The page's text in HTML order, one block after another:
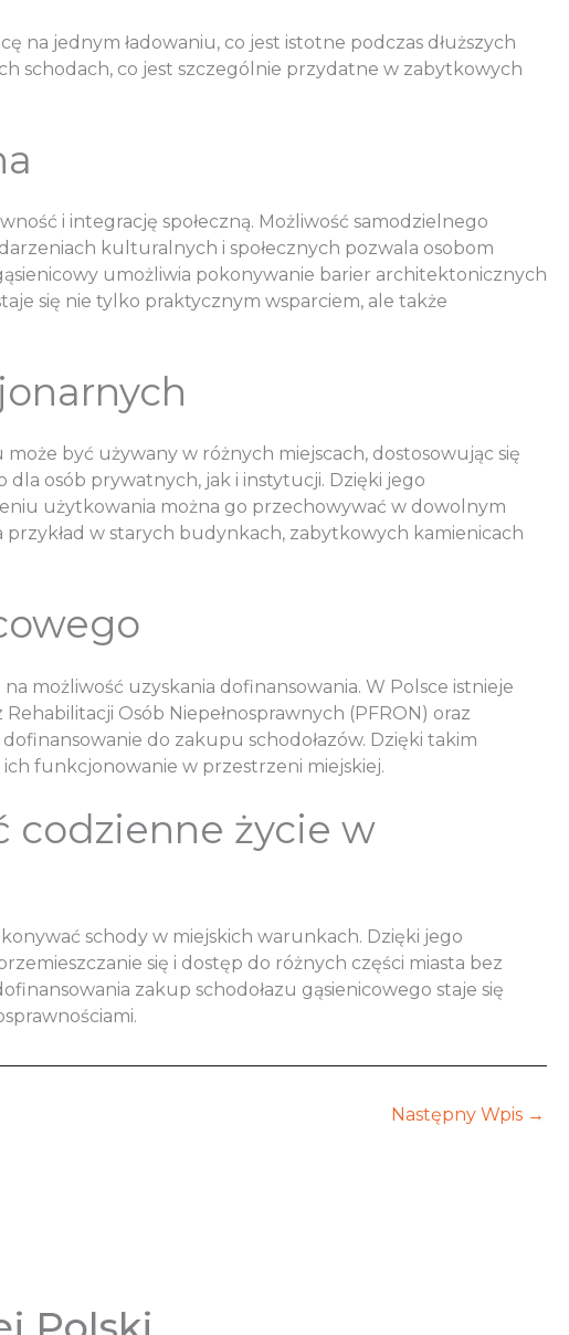
na jednym ładowaniu, co jest istotne podczas dłuższych
schodach, co jest szczególnie przydatne w zabytkowych
i integrację społeczną. Możliwość samodzielnego
kulturalnych i społecznych pozwala osobom
umożliwia pokonywanie barier architektonicznych
się nie tylko praktycznym wsparciem, ale także
być używany w różnych miejscach, dostosowując się
dla osób prywatnych, jak i instytucji. Dzięki jego
użytkowania można go przechowywać w dowolnym
przykład w starych budynkach, zabytkowych kamienicach
możliwość uzyskania dofinansowania. W Polsce istnieje
Osób Niepełnosprawnych (PFRON) oraz
do zakupu schodołazów. Dzięki takim
funkcjonowanie w przestrzeni miejskiej.
codzienne życie w
schody w miejskich warunkach. Dzięki jego
się i dostęp do różnych części miasta bez
zakup schodołazu gąsienicowego staje się
Następny Wpis →